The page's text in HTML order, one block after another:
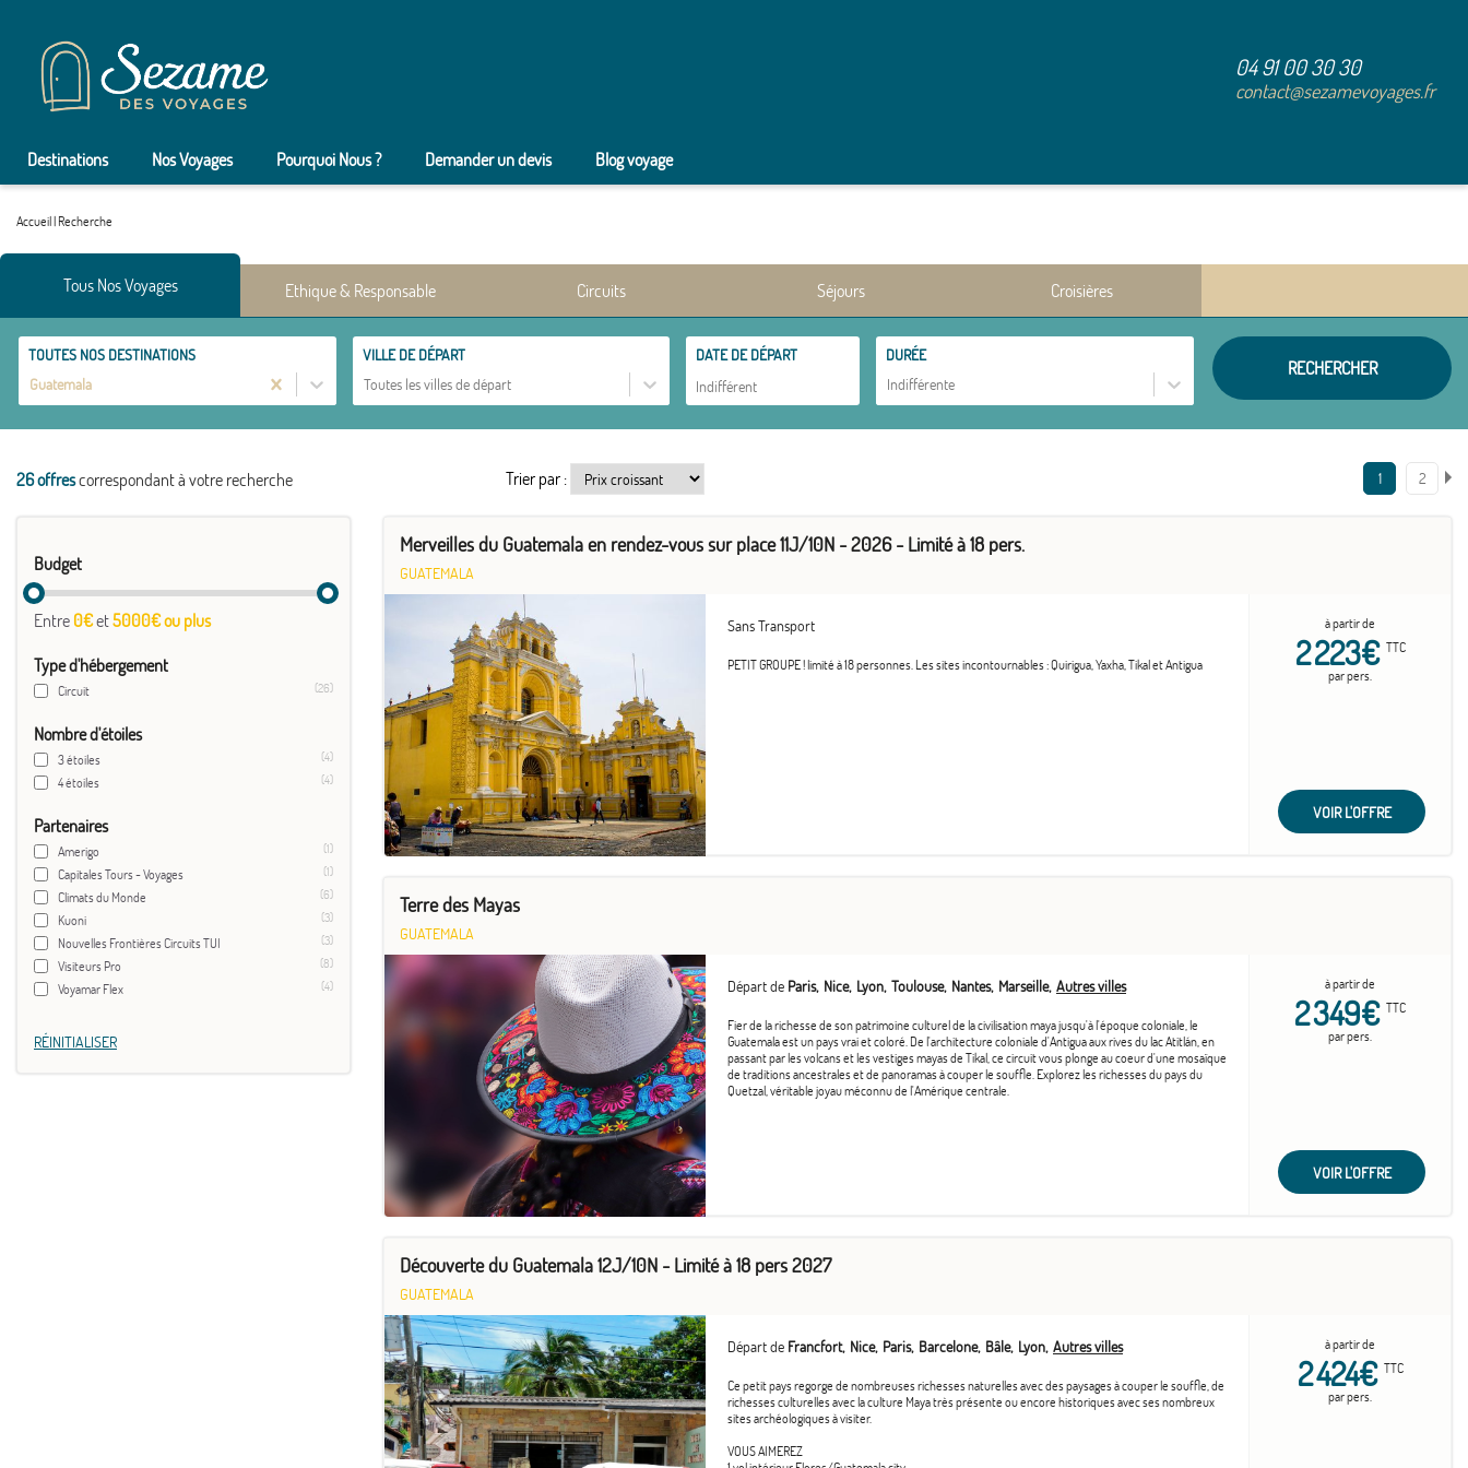
04 91 00 30 30
contact@sezamevoyages.fr
Destinations Nos Voyages Pourquoi Nous ? Demander un devis Blog voyage
Accueil| Recherche
Tous Nos Voyages Ethique & Responsable Circuits Séjours Croisières
TOUTES NOS DESTINATIONS
Guatemala
VILLE DE DÉPART
Toutes les villes de départ
DATE DE DÉPART
DURÉE
Indifférente
RECHERCHER
26 offrescorrespondant à votre recherche Trier par : 1 2
Budget
Entre 0€et5000€ ou plus
Type d'hébergement
Circuit (26)
Nombre d'étoiles
3 étoiles (4)
4 étoiles (4)
Partenaires
Amerigo (1)
Capitales Tours - Voyages (1)
Climats du Monde (6)
Kuoni (3)
Nouvelles Frontières Circuits TUI (3)
Visiteurs Pro (8)
Voyamar Flex (4)
RÉINITIALISER
Merveilles du Guatemala en rendez-vous sur place 11J/10N - 2026 - Limité à 18 pers.
GUATEMALA
Sans Transport
PETIT GROUPE ! limité à 18 personnes. Les sites incontournables : Quirigua, Yaxha, Tikal et Antigua
à partir de
2 223€ TTC
par pers.
VOIR L'OFFRE
Terre des Mayas
GUATEMALA
Départ de Paris Nice Lyon Toulouse Nantes Marseille Autres villes
Fier de la richesse de son patrimoine culturel de la civilisation maya jusqu'à l'époque coloniale, le
Guatemala est un pays vrai et coloré. De l'architecture coloniale d'Antigua aux rives du lac Atitlán, en
passant par les volcans et les vestiges mayas de Tikal, ce circuit vous plonge au coeur d'une mosaïque
de traditions ancestrales et de panoramas à couper le souffle. Explorez les richesses du pays du
Quetzal, véritable joyau méconnu de l'Amérique centrale.
à partir de
2 349€ TTC
par pers.
VOIR L'OFFRE
Découverte du Guatemala 12J/10N - Limité à 18 pers 2027
GUATEMALA
Départ de Francfort Nice Paris Barcelone Bâle Lyon Autres villes
Ce petit pays regorge de nombreuses richesses naturelles avec des paysages à couper le souffle, de
richesses culturelles avec la culture Maya très présente ou encore historiques avec ses nombreux
sites archéologiques à visiter.
VOUS AIMEREZ
à partir de
2 424€ TTC
par pers.